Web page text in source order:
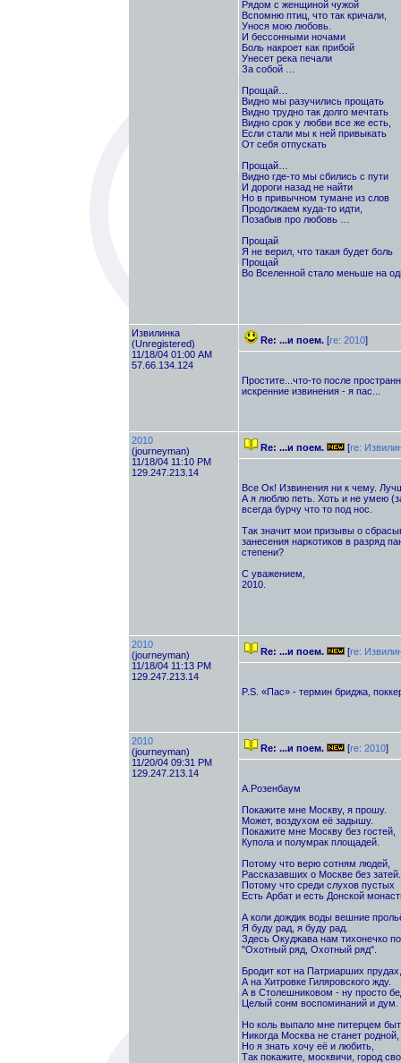
Рядом с женщиной чужой
Вспомню птиц, что так кричали,
Унося мою любовь.
И бессонными ночами
Боль накроет как прибой
Унесет река печали
За собой …
Прощай…
Видно мы разучились прощать
Видно трудно так долго мечтать
Видно срок у любви все же есть,
Если стали мы к ней привыкать
От себя отпускать
Прощай…
Видно где-то мы сбились с пути
И дороги назад не найти
Но в привычном тумане из слов
Продолжаем куда-то идти,
Позабыв про любовь …
Прощай
Я не верил, что такая будет боль
Прощай
Во Вселенной стало меньше на
Извилинка
(Unregistered)
11/18/04 01:00 AM
57.66.134.124
Re: ...и поем. [re: 2010]
Простите...что-то после
искренние извинения - я пас...
2010
(journeyman)
11/18/04 11:10 PM
129.247.213.14
Re: ...и поем. [re:
Все Ок! Извинения ни к чему.
А я люблю петь. Хоть и не умею
всегда бурчу что то под нос.
Так значит мои призывы о
занесения наркотиков в разряд
степени?
С уважением,
2010.
2010
(journeyman)
11/18/04 11:13 PM
129.247.213.14
Re: ...и поем. [re:
P.S. «Пас» - термин бриджа,
2010
(journeyman)
11/20/04 09:31 PM
129.247.213.14
Re: ...и поем. [re: 2010]
А.Розенбаум
Покажите мне Москву, я прошу.
Может, воздухом её задышу.
Покажите мне Москву без гостей,
Купола и полумрак площадей.
Потому что верю сотням людей,
Рассказавших о Москве без затей.
Потому что среди слухов пустых
Есть Арбат и есть Донской
А коли дождик воды вешние
Я буду рад, я буду рад.
Здесь Окуджава нам тихонечко
"Охотный ряд, Охотный ряд".
Бродит кот на Патриарших прудах,
А на Хитровке Гиляровского жду.
А в Столешниковом - ну просто
Целый сонм воспоминаний и дум.
Но коль выпало мне питерцем
Никогда Москва не станет родной,
Но я знать хочу её и любить,
Так покажите, москвичи, город